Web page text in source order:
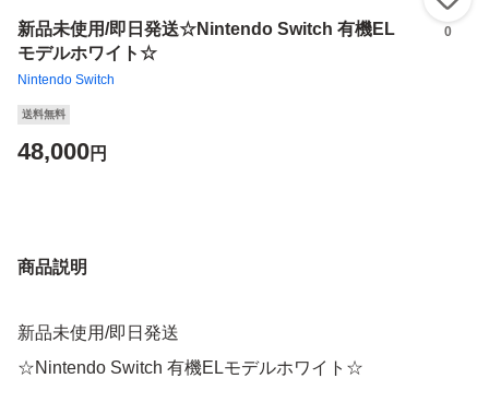
新品未使用/即日発送☆Nintendo Switch 有機EL
モデルホワイト☆
Nintendo Switch
0
送料無料
48,000円
商品説明
新品未使用/即日発送
☆Nintendo Switch 有機ELモデルホワイト☆